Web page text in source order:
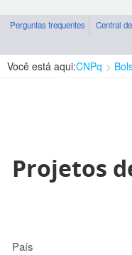
Perguntas frequentes Central
Você está aqui:CNPq
Projetos
País